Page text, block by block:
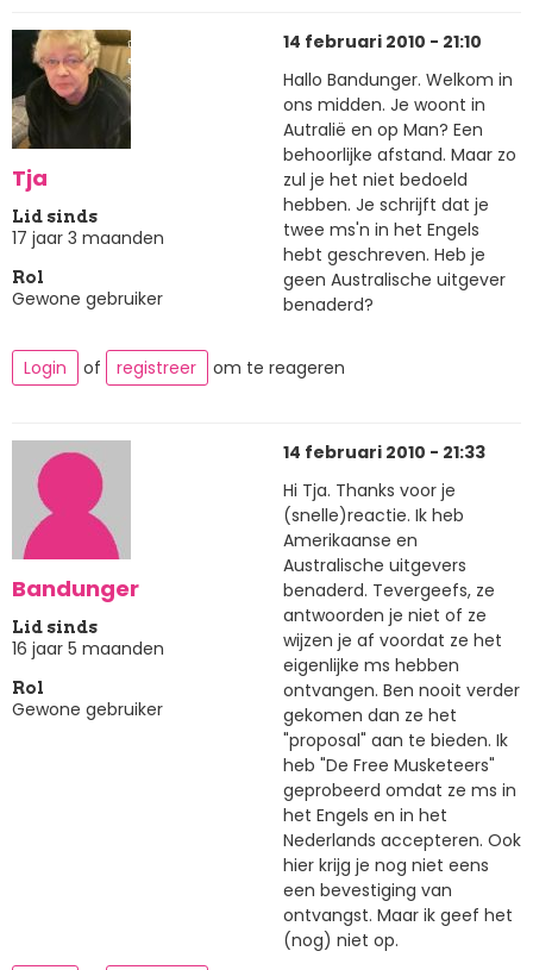
Tja
Lid sinds
17 jaar 3 maanden
Rol
Gewone gebruiker
14 februari 2010 - 21:10
Hallo Bandunger. Welkom in
ons midden. Je woont in
Autralië en op Man? Een
behoorlijke afstand. Maar zo
zul je het niet bedoeld
hebben. Je schrijft dat je
twee ms'n in het Engels
hebt geschreven. Heb je
geen Australische uitgever
benaderd?
Login of registreer om te reageren
Bandunger
Lid sinds
16 jaar 5 maanden
Rol
Gewone gebruiker
14 februari 2010 - 21:33
Hi Tja. Thanks voor je
(snelle)reactie. Ik heb
Amerikaanse en
Australische uitgevers
benaderd. Tevergeefs, ze
antwoorden je niet of ze
wijzen je af voordat ze het
eigenlijke ms hebben
ontvangen. Ben nooit verder
gekomen dan ze het
"proposal" aan te bieden. Ik
heb "De Free Musketeers"
geprobeerd omdat ze ms in
het Engels en in het
Nederlands accepteren. Ook
hier krijg je nog niet eens
een bevestiging van
ontvangst. Maar ik geef het
(nog) niet op.